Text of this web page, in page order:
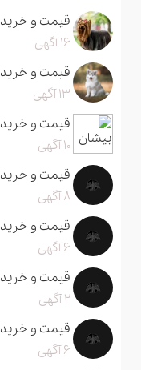
قیمت و خرید
16 آگهی
قیمت و خرید
13 آگهی
قیمت و خرید
10 آگهی
قیمت و خرید
8 آگهی
قیمت و خرید
6 آگهی
قیمت و خرید
2 آگهی
قیمت و خرید
6 آگهی